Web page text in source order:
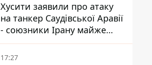
Хусити заявили про атаку
на танкер Саудівської Аравії
- союзники Ірану майже
закрили Баб-ель-
Мандебську протоку
17:27